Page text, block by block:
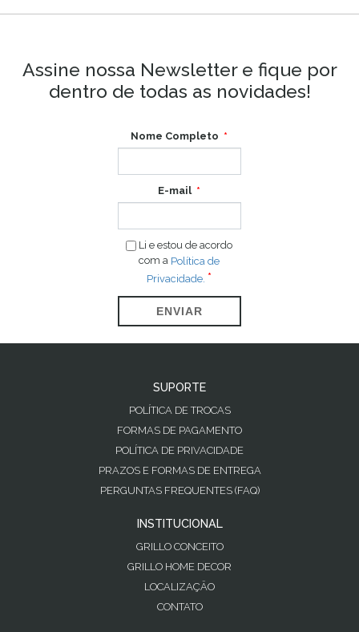
Assine nossa Newsletter e fique por
dentro de todas as novidades!
Nome Completo
E-mail
Li e estou de acordo
com a Política de
Privacidade.
ENVIAR
SUPORTE
POLÍTICA DE TROCAS
FORMAS DE PAGAMENTO
POLÍTICA DE PRIVACIDADE
PRAZOS E FORMAS DE ENTREGA
PERGUNTAS FREQUENTES (FAQ)
INSTITUCIONAL
GRILLO CONCEITO
GRILLO HOME DECOR
LOCALIZAÇÃO
CONTATO